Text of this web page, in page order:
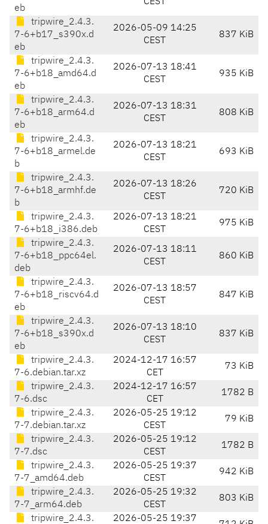
eb
tripwire_2.4.3.
7-6+b17_s390x.d
eb
2026-05-09 14:25
CEST
837 KiB
tripwire_2.4.3.
7-6+b18_amd64.d
eb
2026-07-13 18:41
CEST
935 KiB
tripwire_2.4.3.
7-6+b18_arm64.d
eb
2026-07-13 18:31
CEST
808 KiB
tripwire_2.4.3.
7-6+b18_armel.de
b
2026-07-13 18:21
CEST
693 KiB
tripwire_2.4.3.
7-6+b18_armhf.de
b
2026-07-13 18:26
CEST
720 KiB
tripwire_2.4.3.
7-6+b18_i386.deb
2026-07-13 18:21
CEST
975 KiB
tripwire_2.4.3.
7-6+b18_ppc64el.
deb
2026-07-13 18:11
CEST
860 KiB
tripwire_2.4.3.
7-6+b18_riscv64.d
eb
2026-07-13 18:57
CEST
847 KiB
tripwire_2.4.3.
7-6+b18_s390x.d
eb
2026-07-13 18:10
CEST
837 KiB
tripwire_2.4.3.
7-6.debian.tar.xz
2024-12-17 16:57
CET
73 KiB
tripwire_2.4.3.
7-6.dsc
2024-12-17 16:57
CET
1782 B
tripwire_2.4.3.
7-7.debian.tar.xz
2026-05-25 19:12
CEST
79 KiB
tripwire_2.4.3.
7-7.dsc
2026-05-25 19:12
CEST
1782 B
tripwire_2.4.3.
7-7_amd64.deb
2026-05-25 19:37
CEST
942 KiB
tripwire_2.4.3.
7-7_arm64.deb
2026-05-25 19:32
CEST
803 KiB
tripwire_2.4.3.
2026-05-25 19:37